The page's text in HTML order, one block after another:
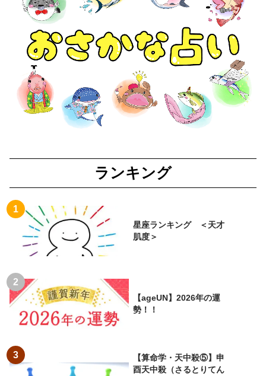
ランキング
星座ランキング ＜天才
肌度＞
【ageUN】2026年の運
勢！！
【算命学・天中殺⑤】申
酉天中殺（さるとりてん